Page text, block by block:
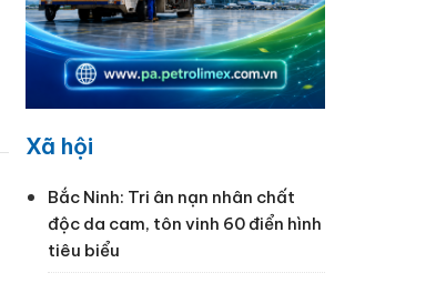
Xã hội
Bắc Ninh: Tri ân nạn nhân chất
độc da cam, tôn vinh 60 điển hình
tiêu biểu